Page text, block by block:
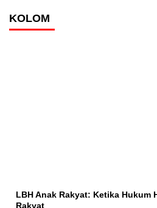
KOLOM
LBH Anak Rakyat: Ketika Hukum
Rakyat